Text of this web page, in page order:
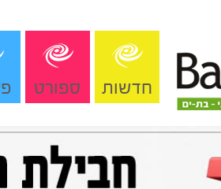
חדשות ספורט